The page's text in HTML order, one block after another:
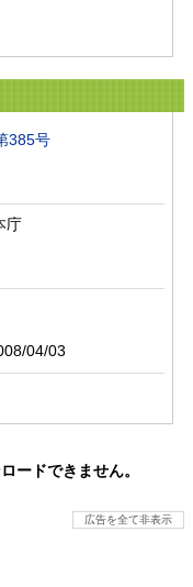
385号
庁
04/03
ードできません。
広告を全て非表示